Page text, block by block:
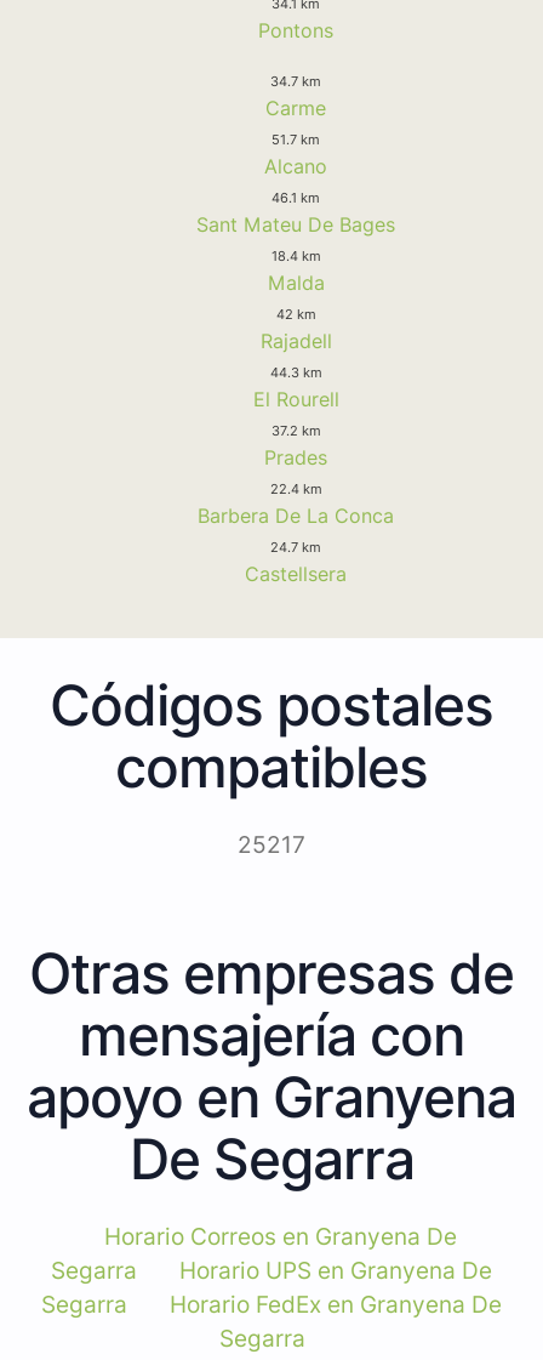
Pontons
34.7 km
Carme
51.7 km
Alcano
46.1 km
Sant Mateu De Bages
18.4 km
Malda
42 km
Rajadell
44.3 km
El Rourell
37.2 km
Prades
22.4 km
Barbera De La Conca
24.7 km
Castellsera
Códigos postales
compatibles
25217
Otras empresas de
mensajería con
apoyo en Granyena
De Segarra
Horario Correos en Granyena De
Segarra
Horario UPS en Granyena De
Segarra
Horario FedEx en Granyena De
Segarra